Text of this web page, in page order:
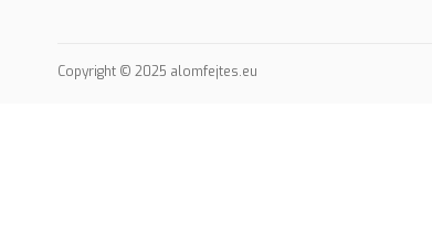
Copyright © 2025 alomfejtes.eu